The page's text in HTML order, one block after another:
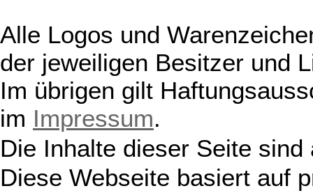
Alle Logos und
der jeweiligen Besitzer und
Im übrigen gilt
im Impressum.
Die Inhalte dieser Seite
Diese Webseite basiert auf